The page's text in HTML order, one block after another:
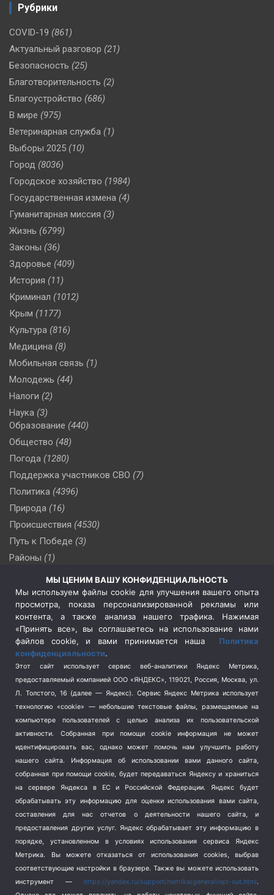
Рубрики
COVID-19 (861)
Актуальный разговор (21)
Безопасность (25)
Благотворительность (2)
Благоустройство (686)
В мире (975)
Ветеринарная служба (1)
Выборы 2025 (10)
Город (8036)
Городское хозяйство (1984)
Государственная измена (4)
Гуманитарная миссия (3)
Жизнь (6799)
Законы (36)
Здоровье (409)
История (11)
Криминал (1012)
Крым (1177)
Культура (816)
Медицина (8)
Мобильная связь (1)
Молодежь (44)
Налоги (2)
Наука (3)
Образование (440)
Общество (48)
Погода (1280)
Поддержка участников СВО (7)
Политика (4396)
Природа (16)
Происшествия (4530)
Путь к Победе (3)
Районы (1)
(510)
Сельское хозяйство (3)
Социальная политика
(3)
Спецоперация в Украине
Спецоперация на Украине
(404)
Спорт (740)
Терроризм (1)
Транспорт (262)
Туризм (178)
Школа и спорт (2)
Экология (8)
Экономика (1172)
МЫ ЦЕНИМ ВАШУ КОНФИДЕНЦИАЛЬНОСТЬ
Мы используем файлы cookie для улучшения вашего опыта
просмотра, показа персонализированной рекламы или
контента, а также анализа нашего трафика. Нажимая
«Принять все», вы соглашаетесь на использование нами
файлов cookie, и вами принимается наша Политика
конфиденциальности.
Этот сайт использует сервис веб-аналитики Яндекс Метрика,
предоставляемый компанией ООО «ЯНДЕКС», 119021, Россия, Москва, ул.
Л. Толстого, 16 (далее — Яндекс). Сервис Яндекс Метрика использует
технологию «cookie» — небольшие текстовые файлы, размещаемые на
компьютере пользователей с целью анализа их пользовательской
активности.
Собранная при помощи cookie информация не может
идентифицировать вас, однако может помочь нам улучшить работу
нашего сайта. Информация об использовании вами данного сайта,
собранная при помощи cookie, будет передаваться Яндексу и храниться
на сервере Яндекса в ЕС и Российской Федерации. Яндекс будет
обрабатывать эту информацию для оценки использования вами сайта,
составления для нас отчетов о деятельности нашего сайта, и
предоставления других услуг. Яндекс обрабатывает эту информацию в
порядке, установленном в условиях использования сервиса Яндекс
Метрика.
Вы можете отказаться от использования cookies, выбрав
соответствующие настройки в браузере. Также вы можете использовать
инструмент — https://yandex.ru/support/metrika/general/opt-out.html.